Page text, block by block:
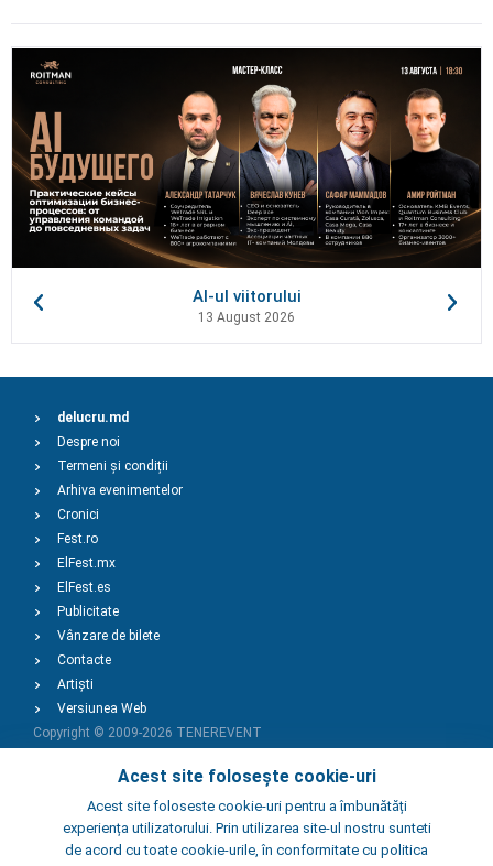
AI-ul viitorului
13 August 2026
Acest site folosește cookie-uri
Acest site foloseste cookie-uri pentru a îmbunătăți
experiența utilizatorului. Prin utilizarea site-ul nostru sunteti
de acord cu toate cookie-urile, în conformitate cu politica
delucru.md
Despre noi
Termeni și condiții
Arhiva evenimentelor
Cronici
Fest.ro
ElFest.mx
ElFest.es
Publicitate
Vânzare de bilete
Contacte
Artiști
Versiunea Web
Copyright © 2009-2026 TENEREVENT
Adaugă Eveniment